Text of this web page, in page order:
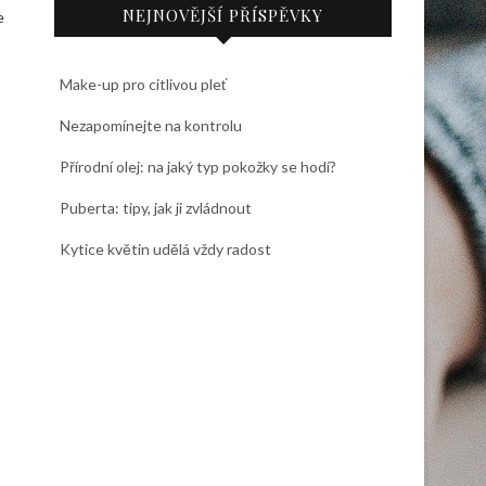
NEJNOVĚJŠÍ PŘÍSPĚVKY
Make-up pro citlivou pleť
Nezapomínejte na kontrolu
Přírodní olej: na jaký typ pokožky se hodí?
Puberta: tipy, jak ji zvládnout
Kytice květin udělá vždy radost